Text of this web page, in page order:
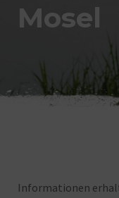
Mosel
Informationen